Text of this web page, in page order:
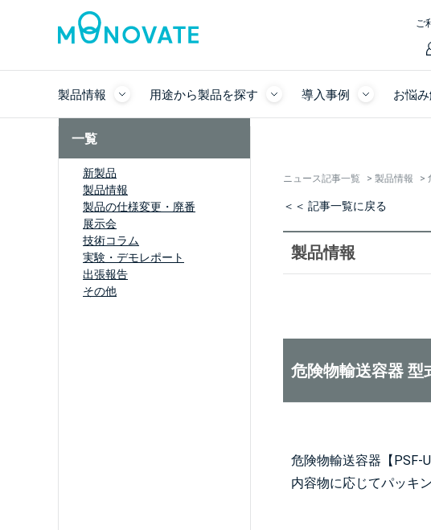
ご
製品情報 用途から製品を探す 導入事例 お悩
一覧
新製品
製品情報
製品の仕様変更・廃番
展示会
技術コラム
実験・デモレポート
出張報告
その他
ニュース記事一覧 > 製品情報 >
＜＜ 記事一覧に戻る
製品情報
危険物輸送容器 型
危険物輸送容器【PSF-
内容物に応じてパッキ